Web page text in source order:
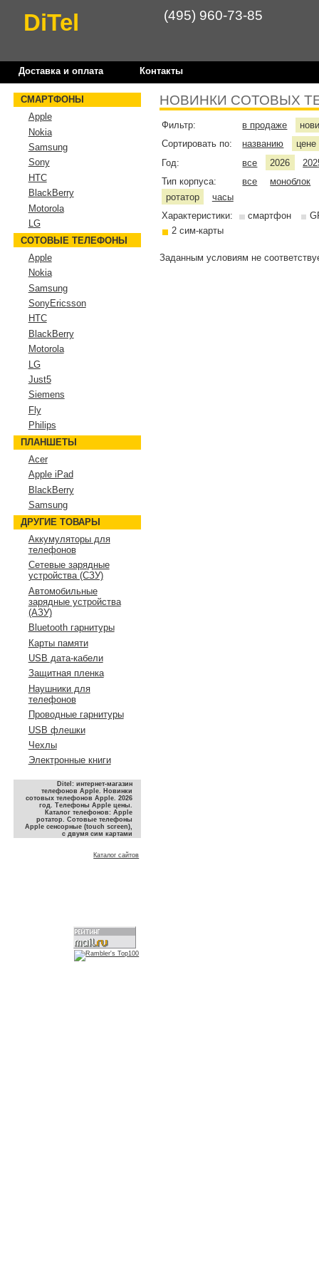
DiTel (495) 960-73-85
Доставка и оплата Контакты
НОВИНКИ СОТОВЫХ
Фильтр: в продаже
Сортировать по:
названию
цене
Год:
все 2026
Тип корпуса:
все
моноблок
ротатор
часы
Характеристики:
смартфон
2 сим-карты
Заданным условиям не
СМАРТФОНЫ
Apple
Nokia
Samsung
Sony
HTC
BlackBerry
Motorola
LG
СОТОВЫЕ ТЕЛЕФОНЫ
Apple
Nokia
Samsung
SonyEricsson
HTC
BlackBerry
Motorola
LG
Just5
Siemens
Fly
Philips
ПЛАНШЕТЫ
Acer
Apple iPad
BlackBerry
Samsung
ДРУГИЕ ТОВАРЫ
Аккумуляторы для
телефонов
Сетевые зарядные
устройства (СЗУ)
Автомобильные
зарядные устройства
(АЗУ)
Bluetooth гарнитуры
Карты памяти
USB дата-кабели
Защитная пленка
Наушники для
телефонов
Проводные гарнитуры
USB флешки
Чехлы
Электронные книги
Ditel: интернет-магазин
телефонов Apple. Новинки
сотовых телефонов Apple. 2026
год. Телефоны Apple цены.
Каталог телефонов: Apple
ротатор. Сотовые телефоны
Apple сенсорные (touch screen),
с двумя сим картами
Каталог сайтов